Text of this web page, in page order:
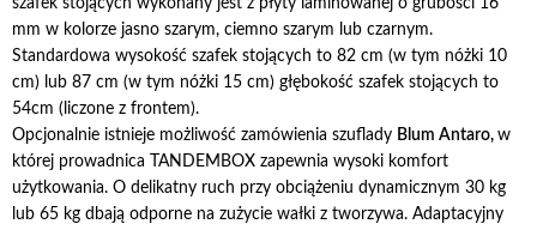
mm w kolorze jasno szarym, ciemno szarym lub czarnym.
Standardowa wysokość szafek stojących to 82 cm (w tym nóżki 10
cm) lub 87 cm (w tym nóżki 15 cm) głębokość szafek stojących to
54cm (liczone z frontem).
Opcjonalnie istnieje możliwość zamówienia szuflady Blum Antaro, w
której prowadnica TANDEMBOX zapewnia wysoki komfort
użytkowania. O delikatny ruch przy obciążeniu dynamicznym 30 kg
lub 65 kg dbają odporne na zużycie wałki z tworzywa. Adaptacyjny